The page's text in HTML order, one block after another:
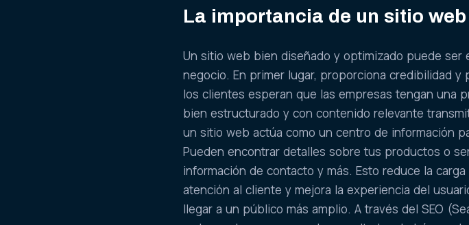
La importancia de un sitio
Un sitio web bien diseñado y optimizado puede ser
negocio. En primer lugar, proporciona credibilidad y
los clientes esperan que las empresas tengan una
bien estructurado y con contenido relevante
un sitio web actúa como un centro de información
Pueden encontrar detalles sobre tus productos o
información de contacto y más. Esto reduce la
atención al cliente y mejora la experiencia del
llegar a un público más amplio. A través del SEO